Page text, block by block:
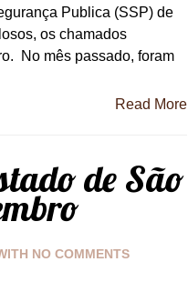
Publica (SSP) de
os chamados
No mês passado, foram
Read More
de São
NO COMMENTS